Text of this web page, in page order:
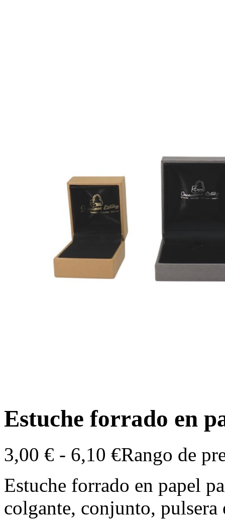
Estuche forrado en
3,00 € - 6,10 €Rango de
Estuche forrado en papel
colgante, conjunto,